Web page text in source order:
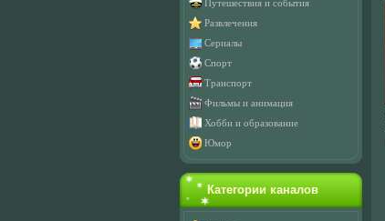
Путешествия и события
Развлечения
Сериалы
Спорт
Транспорт
Фильмы и анимация
Хобби и образование
Юмор
Категории каналов